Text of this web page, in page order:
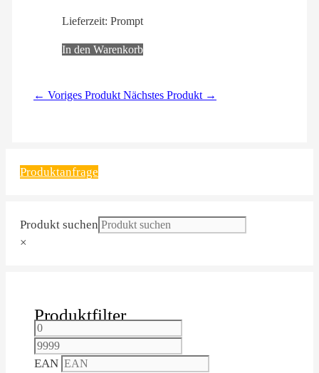
Lieferzeit: Prompt
In den Warenkorb
← Voriges Produkt Nächstes Produkt →
Produktanfrage
Produkt suchen
×
Produktfilter
EAN